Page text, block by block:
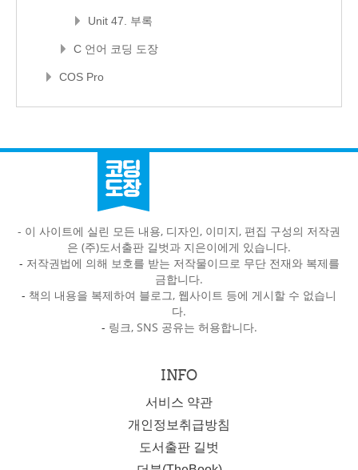
Unit 47. 부록
C 언어 코딩 도장
COS Pro
- 이 사이트에 실린 모든 내용, 디자인, 이미지, 편집 구성의 저작권
은 (주)도서출판 길벗과 지은이에게 있습니다.
- 저작권법에 의해 보호를 받는 저작물이므로 무단 전재와 복제를
금합니다.
- 책의 내용을 복제하여 블로그, 웹사이트 등에 게시할 수 없습니
다.
- 링크, SNS 공유는 허용합니다.
INFO
서비스 약관
개인정보취급방침
도서출판 길벗